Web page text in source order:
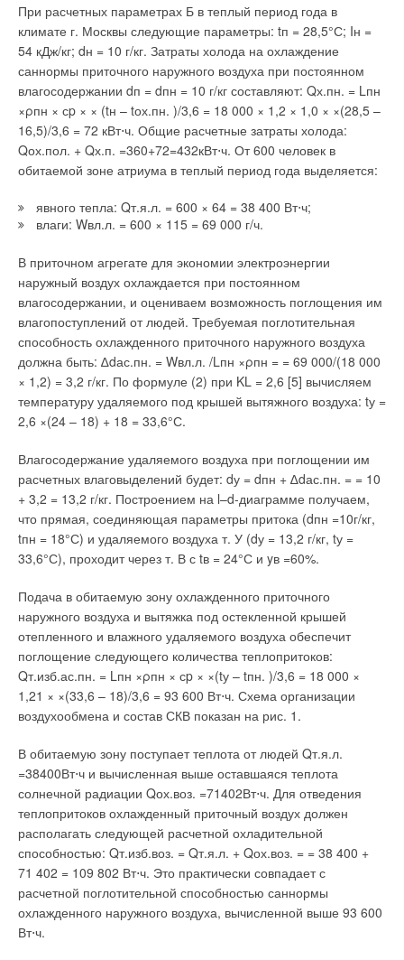
При расчетных параметрах Б в теплый период года в
климате г. Москвы следующие параметры: tп = 28,5°С; Iн =
54 кДж/кг; dн = 10 г/кг. Затраты холода на охлаждение
саннормы приточного наружного воздуха при постоянном
влагосодержании dп = dпн = 10 г/кг составляют: Qх.пн. = Lпн
×ρпн × сp × × (tн – tох.пн. )/3,6 = 18 000 × 1,2 × 1,0 × ×(28,5 –
16,5)/3,6 = 72 кВт⋅ч. Общие расчетные затраты холода:
Qох.пол. + Qх.п. =360+72=432кВт⋅ч. От 600 человек в
обитаемой зоне атриума в теплый период года выделяется:
явного тепла: Qт.я.л. = 600 × 64 = 38 400 Вт⋅ч;
влаги: Wвл.л. = 600 × 115 = 69 000 г/ч.
В приточном агрегате для экономии электроэнергии
наружный воздух охлаждается при постоянном
влагосодержании, и оцениваем возможность поглощения им
влагопоступлений от людей. Требуемая поглотительная
способность охлажденного приточного наружного воздуха
должна быть: ∆dас.пн. = Wвл.л. /Lпн ×ρпн = = 69 000/(18 000
× 1,2) = 3,2 г/кг. По формуле (2) при KL = 2,6 [5] вычисляем
температуру удаляемого под крышей вытяжного воздуха: tу =
2,6 ×(24 – 18) + 18 = 33,6°С.
Влагосодержание удаляемого воздуха при поглощении им
расчетных влаговыделений будет: dу = dпн + ∆dас.пн. = = 10
+ 3,2 = 13,2 г/кг. Построением на l–d-диаграмме получаем,
что прямая, соединяющая параметры притока (dпн =10г/кг,
tпн = 18°С) и удаляемого воздуха т. У (dу = 13,2 г/кг, tу =
33,6°С), проходит через т. В с tв = 24°С и yв =60%.
Подача в обитаемую зону охлажденного приточного
наружного воздуха и вытяжка под остекленной крышей
отепленного и влажного удаляемого воздуха обеспечит
поглощение следующего количества теплопритоков:
Qт.изб.ас.пн. = Lпн ×ρпн × сp × ×(tу – tпн. )/3,6 = 18 000 ×
1,21 × ×(33,6 – 18)/3,6 = 93 600 Вт⋅ч. Схема организации
воздухообмена и состав СКВ показан на рис. 1.
В обитаемую зону поступает теплота от людей Qт.я.л.
=38400Вт⋅ч и вычисленная выше оставшаяся теплота
солнечной радиации Qох.воз. =71402Вт⋅ч. Для отведения
теплопритоков охлажденный приточный воздух должен
располагать следующей расчетной охладительной
способностью: Qт.изб.воз. = Qт.я.л. + Qох.воз. = = 38 400 +
71 402 = 109 802 Вт⋅ч. Это практически совпадает с
расчетной поглотительной способностью саннормы
охлажденного наружного воздуха, вычисленной выше 93 600
Вт⋅ч.
электродвигателей.
Практически все производственные процессы
автоматизированы. Мощности и возможности чугунно-
литейного производства DAB позволяют выполнять заказы на
изготовление сложных частей насосного оборудования для
других насосных компаний. Отличная конструкторская и
технологическая проработка механизмов насосов,
выпускаемых фирмой DAB, позволяет свести к минимуму
оборудования при последующей эксплуатации насосов.
контроль — вот три кита, на которых держится популярность
насосного оборудования DAB. Практически все насосы
изготавливаются только в Италии и только из качественных
комплектующих. ROTEN, BURGMAN, SKF, FAG, AEG — эти
именитые фирмы являются поставщиками механических
уплотнений, подшипников и двигателей (основных узлов,
определяющих надежность, качество и высокие
эксплуатационные свойства насосов).
выходной контроль герметичности и работоспособности.
Компания DAB сертифицирована на соответствие
стандартам качества Vision 2000, а это значит, что
проектирование, производство, продажа и техническая
поддержка потребителей соответствуют высоким мировым
стандартам.
Конечному покупателю, возможно, все равно, по какому
стандарту сертифицировано предприятие, но качество
продукции говорит само за себя. Поэтому и в дальнейшем,
увидев насосы DAB, знающие люди одобрительно кивнут.
Читайте по теме:
→ Genix VT — новое решение для кухни
ЖУРНАЛ СОК ИЮЛЬ 2019
→ Непрерывная модернизация — ключ к успеху
ЖУРНАЛ СОК МАРТ 2019
→
Новое поколение вертикальных многоступенчатых
ЖУРНАЛ СОК ЯНВАРЬ 2019
→
Новое поколение циркуляционных насосов Evosta от
DAB
ЖУРНАЛ СОК СЕНТЯБРЬ 2018
→ Итальянские циркуляционные насосы нового поколения